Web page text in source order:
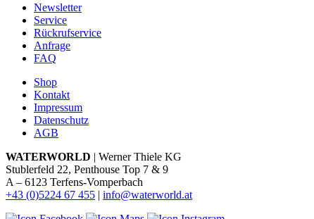
Newsletter
Service
Rückrufservice
Anfrage
FAQ
Shop
Kontakt
Impressum
Datenschutz
AGB
WATERWORLD | Werner Thiele KG
Stublerfeld 22, Penthouse Top 7 & 9
A – 6123 Terfens-Vomperbach
+43 (0)5224 67 455 | info@waterworld.at